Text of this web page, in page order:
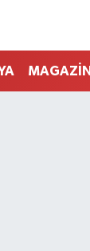
MAGAZİN